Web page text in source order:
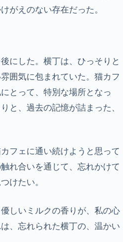
がえのない存在だった。
にした。横丁は、ひっそりと
囲気に包まれていた。猫カフ
とって、特別な場所となっ
と、過去の記憶が詰まった、
フェに通い続けようと思って
れ合いを通じて、忘れかけて
けたい。
しいミルクの香りが、私の心
、忘れられた横丁の、温かい